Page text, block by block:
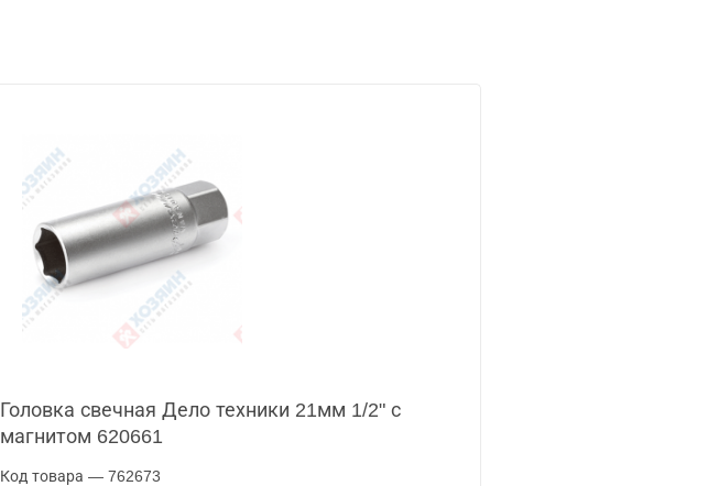
Головка свечная Дело техники 21мм 1/2" с
магнитом 620661
Код товара — 762673